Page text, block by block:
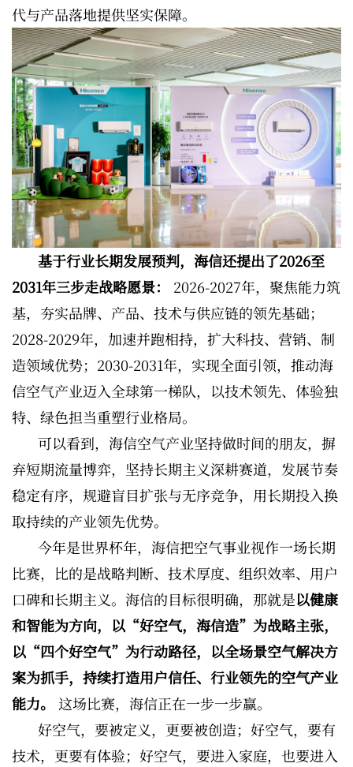
代与产品落地提供坚实保障。
基于行业长期发展预判，海信还提出了2026至
2031年三步走战略愿景：
2026-2027年，聚焦能力筑
基，夯实品牌、产品、技术与供应链的领先基础；
2028-2029年，加速并跑相持，扩大科技、营销、制
造领域优势；2030-2031年，实现全面引领，推动海
信空气产业迈入全球第一梯队，以技术领先、体验独
特、绿色担当重塑行业格局。
可以看到，海信空气产业坚持做时间的朋友，摒
弃短期流量博弈，坚持长期主义深耕赛道，发展节奏
稳定有序，规避盲目扩张与无序竞争，用长期投入换
取持续的产业领先优势。
今年是世界杯年，海信把空气事业视作一场长期
比赛，比的是战略判断、技术厚度、组织效率、用户
口碑和长期主义。海信的目标很明确，那就是以健康
和智能为方向，以“好空气，海信造”为战略主张，
以“四个好空气”为行动路径，以全场景空气解决方
案为抓手，持续打造用户信任、行业领先的空气产业
能力。
这场比赛，海信正在一步一步赢。
好空气，要被定义，更要被创造；好空气，要有
技术，更要有体验；好空气，要进入家庭，也要进入